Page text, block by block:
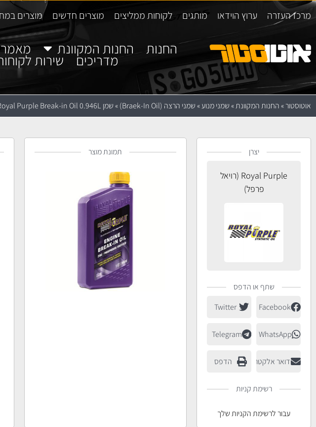
מרכז העזרה ערוץ הוידאו מותגים לקוחות ממליצים מוצרים חדשים מוצרים
החנות החנות המקוונת
מדריכים שירות
אוטוסטור»החנות המקוונת»שמני מנוע»שמני הרצה (Braek-In Oil) »שמן Royal Purple Break-in Oil 0.946L
יצרן
Royal Purple (רויאל
פרפל)
שתף או הדפס
Facebook
Twitter
WhatsApp
Telegram
דואר אלקטרוני הדפס
רשימת קניות
עבור לרשימת הקניות שלך
תמונת מוצר